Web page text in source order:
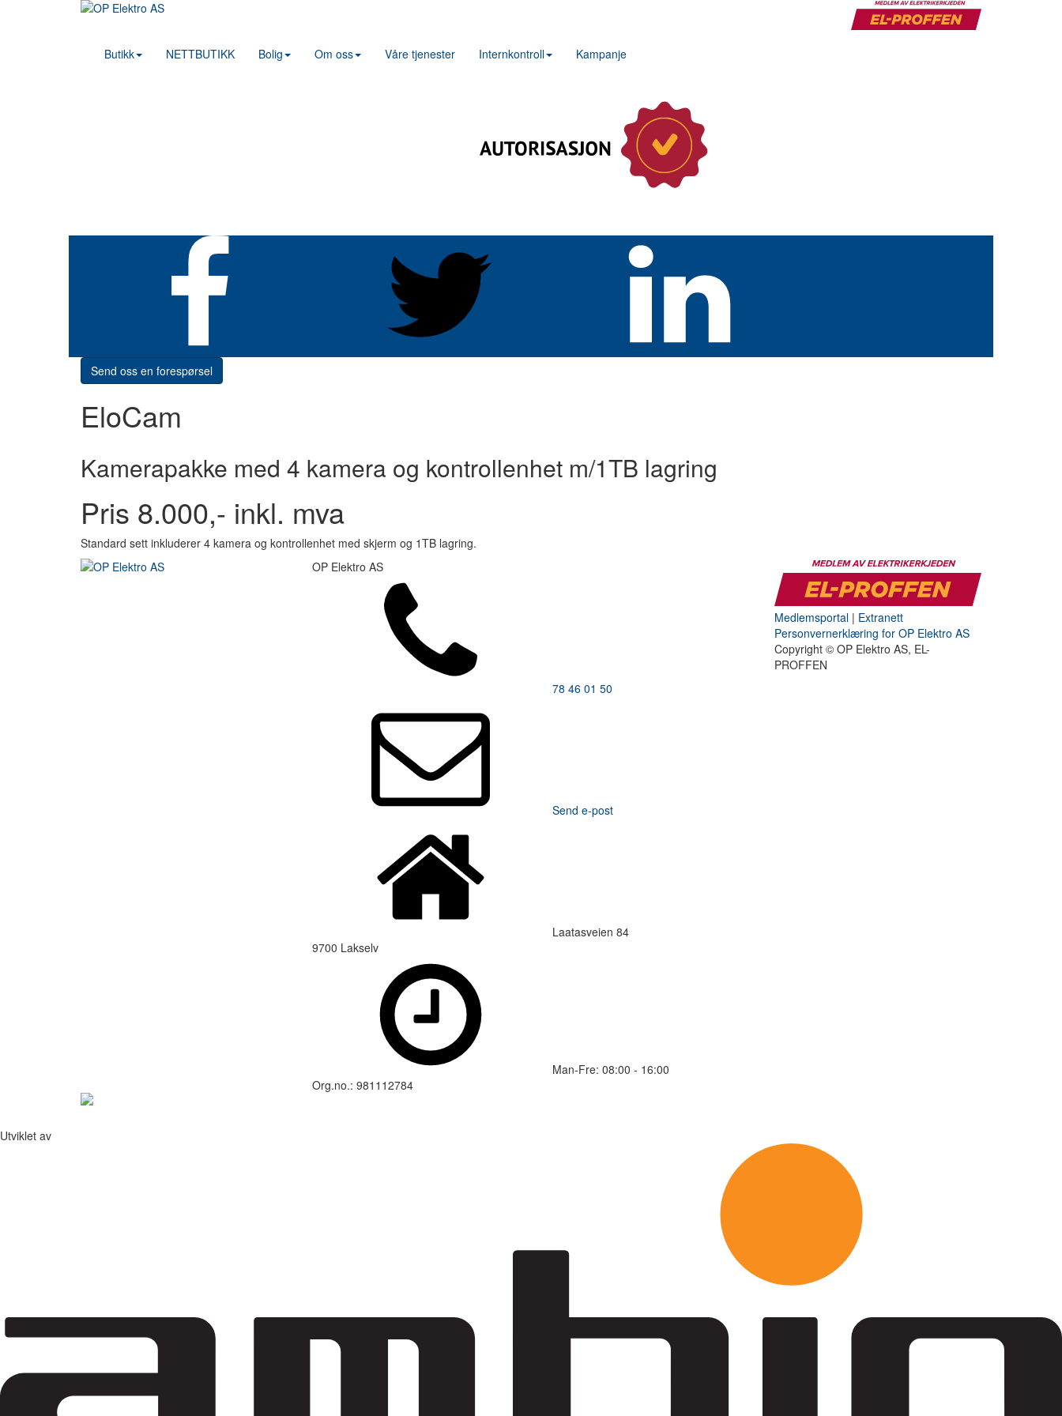
Butikk NETTBUTIKK Bolig Om oss Våre tjenester Internkontroll Kampanje
Send oss en forespørsel
EloCam
Kamerapakke med 4 kamera og kontrollenhet m/1TB lagring
Pris 8.000,- inkl. mva
Standard sett inkluderer 4 kamera og kontrollenhet med skjerm og 1TB lagring.
OP Elektro AS
78 46 01 50
Send e-post
Laatasveien 84
9700 Lakselv
Man-Fre: 08:00 - 16:00
Org.no.: 981112784
Medlemsportal| Extranett
Personvernerklæring for OP Elektro AS
Copyright © OP Elektro AS, EL-
PROFFEN
Utviklet av